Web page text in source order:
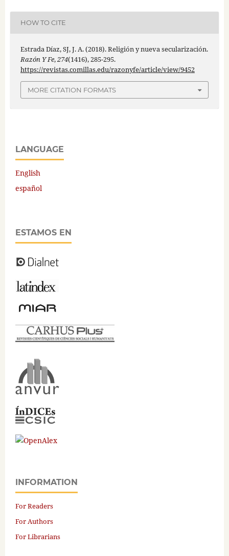
HOW TO CITE
Estrada Díaz, SJ, J. A. (2018). Religión y nueva secularización.
Razón Y Fe,274(1416), 285-295.
https://revistas.comillas.edu/razonyfe/article/view/9452
MORE CITATION FORMATS
LANGUAGE
English
español
ESTAMOS EN
INFORMATION
For Readers
For Authors
For Librarians